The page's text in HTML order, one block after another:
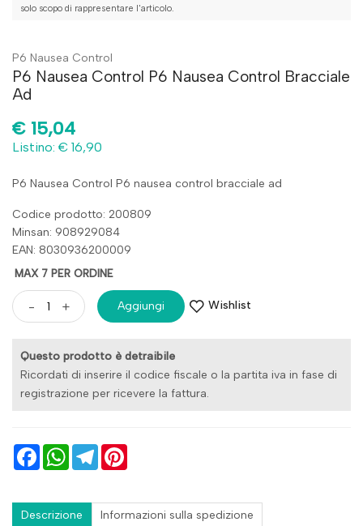
solo scopo di rappresentare l'articolo.
P6 Nausea Control
P6 Nausea Control P6 Nausea Control Bracciale
Ad
€ 15,04
Listino: € 16,90
P6 Nausea Control P6 nausea control bracciale ad
Codice prodotto: 200809
Minsan: 908929084
EAN: 8030936200009
MAX 7 PER ORDINE
- + Aggiungi Wishlist
Questo prodotto è detraibile
Ricordati di inserire il codice fiscale o la partita iva in fase di
registrazione per ricevere la fattura.
FacebookWhatsAppTelegram
Descrizione Informazioni sulla spedizione